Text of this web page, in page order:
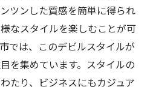
ツンした質感を簡単に得られ
なスタイルを楽しむことが可
では、このデビルスタイルが
を集めています。スタイルの
たり、ビジネスにもカジュア